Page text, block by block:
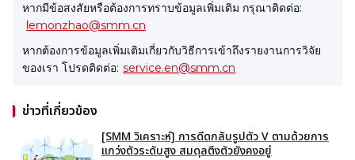
หากมีข้อสงสัยหรือต้องการทราบข้อมูลเพิ่มเติม กรุณาติดต่อ:
lemonzhao@smm.cn
หากต้องการข้อมูลเพิ่มเติมเกี่ยวกับวิธีการเข้าถึงรายงานการวิจัย
ของเรา โปรดติดต่อ: service.en@smm.cn
ข่าวที่เกี่ยวข้อง
[SMM วิเคราะห์] การดีดกลับรูปตัว V ตามด้วยการ
แกว่งตัวระดับสูง สมดุลตึงตัวยังคงอยู่